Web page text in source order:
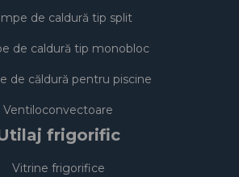
de caldură tip split
de caldură tip monobloc
de căldură pentru piscine
Ventiloconvectoare
frigorific
Vitrine frigorifice